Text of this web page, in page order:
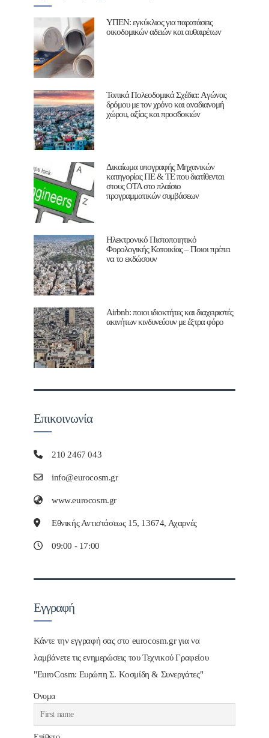
ΥΠΕΝ: εγκύκλιος για παρατάσεις
οικοδομικών αδειών και αυθαιρέτων
Τοπικά Πολεοδομικά Σχέδια: Aγώνας
δρόμου με τον χρόνο και αναδιανομή
χώρου, αξίας και προσδοκιών
Δικαίωμα υπογραφής Μηχανικών
κατηγορίας ΠΕ & ΤΕ που διατίθενται
στους ΟΤΑ στο πλαίσιο
προγραμματικών συμβάσεων
Ηλεκτρονικό Πιστοποιητικό
Φορολογικής Κατοικίας – Ποιοι πρέπει
να το εκδώσουν
Airbnb: ποιοι ιδιοκτήτες και διαχειριστές
ακινήτων κινδυνεύουν με έξτρα φόρο
Επικοινωνία
210 2467 043
info@eurocosm.gr
www.eurocosm.gr
Εθνικής Αντιστάσεως 15, 13674, Αχαρνές
09:00 - 17:00
Εγγραφή
Κάντε την εγγραφή σας στο eurocosm.gr για να
λαμβάνετε τις ενημερώσεις του Τεχνικού Γραφείου
"EuroCosm: Ευρώπη Σ. Κοσμίδη & Συνεργάτες"
Όνομα